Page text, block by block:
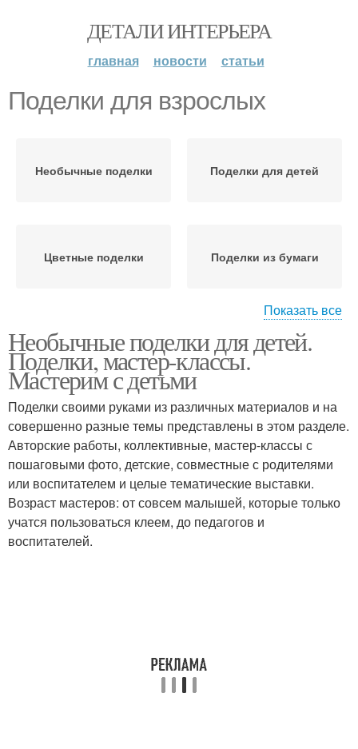
ДЕТАЛИ ИНТЕРЬЕРА
главная новости статьи
Поделки для взрослых
Необычные поделки Поделки для детей
Цветные поделки Поделки из бумаги
Творческие поделки Интересные поделки
Показать все
Необычные поделки для детей.
Поделки, мастер-классы.
Мастерим с детьми
Поделки своими руками из различных материалов и на
совершенно разные темы представлены в этом разделе.
Авторские работы, коллективные, мастер-классы с
пошаговыми фото, детские, совместные с родителями
или воспитателем и целые тематические выставки.
Возраст мастеров: от совсем малышей, которые только
учатся пользоваться клеем, до педагогов и
воспитателей.